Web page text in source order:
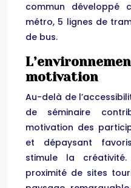
commun développé
métro, 5 lignes de
de bus.
motivation
Au-delà de
de séminaire
motivation des
et dépaysant
stimule la
proximité de sites